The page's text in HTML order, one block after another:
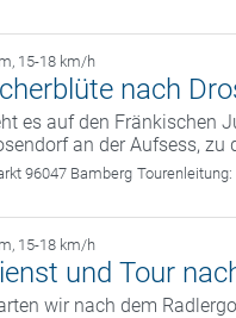
, 15-18 km/h
nach
es auf den Fränkischen
an der Aufsess, zu
96047 Bamberg Tourenleitung:
, 15-18 km/h
und Tour
wir nach dem